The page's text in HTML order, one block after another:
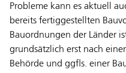
Probleme kann es aktuell
bereits fertiggestellten
Bauordnungen der Länder
grundsätzlich erst nach
Behörde und ggfls. einer